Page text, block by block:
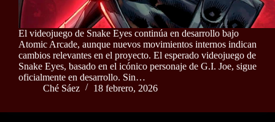
El videojuego de Snake Eyes continúa en desarrollo bajo
Atomic Arcade, aunque nuevos movimientos internos indican
cambios relevantes en el proyecto. El esperado videojuego de
Snake Eyes, basado en el icónico personaje de G.I. Joe, sigue
oficialmente en desarrollo. Sin…
Ché Sáez
18 febrero, 2026